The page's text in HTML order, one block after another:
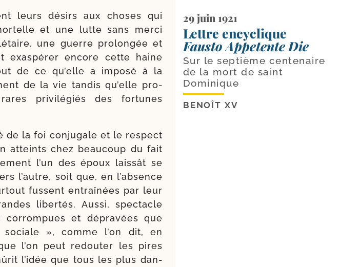
leurs dési­rs aux choses qui
et une lutte sans mer­ci
une guerre pro­lon­gée et
exas­pé­rer encore cette haine
de ce qu’elle a impo­sé à la
de la vie tan­dis qu’elle pro­
pri­vi­lé­giés des for­tunes
de la foi conju­gale et le res­pect
atteints chez beau­coup du fait
l’un des époux lais­sât se
l’autre, soit que, en l’ab­sence
fussent entraî­nées par leur
liber­tés. Aussi, spec­tacle
et dépra­vées que
», comme l’on dit, en
l’on peut redou­ter les pires
l’i­dée que tous les plus dan­
29 juin 1921
Lettre encyclique
Fausto Appetente Die
Sur le septième centenaire
de la mort de saint
Dominique
BENOÎT XV